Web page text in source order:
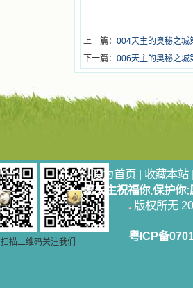
上一篇： 004天主的奥秘之城
下一篇： 006天主的奥秘之城
扫描二维码关注我们
设为首页 | 收藏本站
愿天主祝福你,保护你
版权所无
粤ICP备